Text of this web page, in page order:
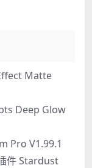
Matte
Deep Glow
Pro V1.99.1
件 Stardust